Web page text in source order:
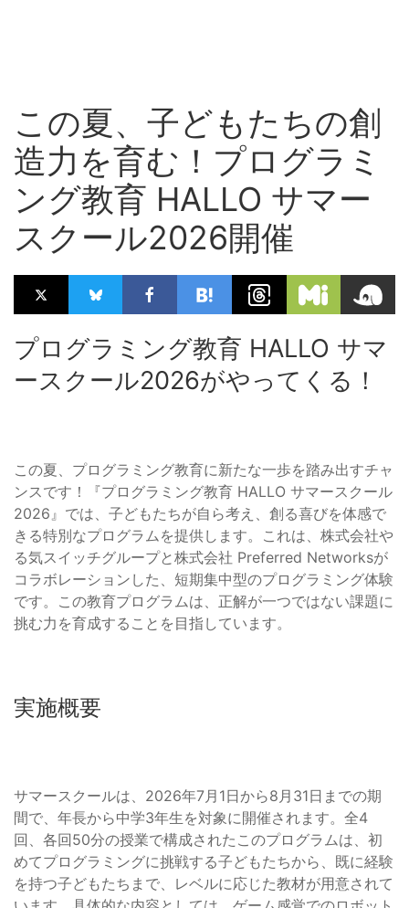
この夏、子どもたちの創
造力を育む！プログラミ
ング教育 HALLO サマー
スクール2026開催
プログラミング教育 HALLO サマ
ースクール2026がやってくる！
この夏、プログラミング教育に新たな一歩を踏み出すチャ
ンスです！『プログラミング教育 HALLO サマースクール
2026』では、子どもたちが自ら考え、創る喜びを体感で
きる特別なプログラムを提供します。これは、株式会社や
る気スイッチグループと株式会社 Preferred Networksが
コラボレーションした、短期集中型のプログラミング体験
です。この教育プログラムは、正解が一つではない課題に
挑む力を育成することを目指しています。
実施概要
サマースクールは、2026年7月1日から8月31日までの期
間で、年長から中学3年生を対象に開催されます。全4
回、各回50分の授業で構成されたこのプログラムは、初
めてプログラミングに挑戦する子どもたちから、既に経験
を持つ子どもたちまで、レベルに応じた教材が用意されて